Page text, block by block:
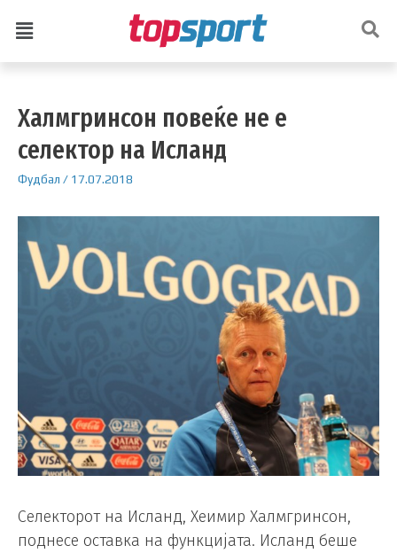
Халмгринсон повеќе не е
селектор на Исланд
Фудбал / 17.07.2018
Селекторот на Исланд, Хеимир Халмгринсон,
поднесе оставка на функцијата. Исланд беше